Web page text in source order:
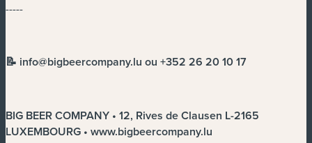
-----
📝 info@bigbeercompany.lu ou +352 26 20 10 17
BIG BEER COMPANY • 12, Rives de Clausen L-2165
LUXEMBOURG • www.bigbeercompany.lu